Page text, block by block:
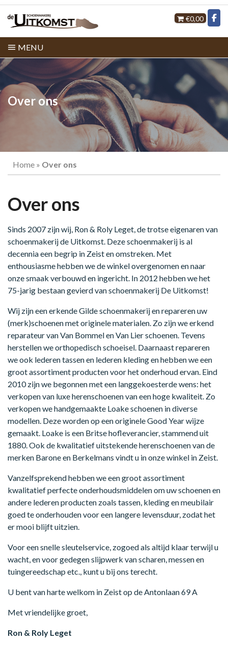
€0,00
MENU
Over ons
Home » Over ons
Over ons
Sinds 2007 zijn wij, Ron & Roly Leget, de trotse eigenaren van
schoenmakerij de Uitkomst. Deze schoenmakerij is al
decennia een begrip in Zeist en omstreken. Met
enthousiasme hebben we de winkel overgenomen en naar
onze smaak verbouwd en ingericht. In 2012 hebben we het
75-jarig bestaan gevierd van schoenmakerij De Uitkomst!
Wij zijn een erkende Gilde schoenmakerij en repareren uw
(merk)schoenen met originele materialen. Zo zijn we erkend
reparateur van Van Bommel en Van Lier schoenen. Tevens
herstellen we orthopedisch schoeisel. Daarnaast repareren
we ook lederen tassen en lederen kleding en hebben we een
groot assortiment producten voor het onderhoud ervan. Eind
2010 zijn we begonnen met een langgekoesterde wens: het
verkopen van luxe herenschoenen van een hoge kwaliteit. Zo
verkopen we handgemaakte Loake schoenen in diverse
modellen. Deze worden op een originele Good Year wijze
gemaakt. Loake is een Britse hofleverancier, stammend uit
1880. Ook de kwalitatief uitstekende herenschoenen van de
merken Barone en Berkelmans vindt u in onze winkel in Zeist.
Vanzelfsprekend hebben we een groot assortiment
kwalitatief perfecte onderhoudsmiddelen om uw schoenen en
andere lederen producten zoals tassen, kleding en meubilair
goed te onderhouden voor een langere levensduur, zodat het
er mooi blijft uitzien.
Voor een snelle sleutelservice, zogoed als altijd klaar terwijl u
wacht, en voor gedegen slijpwerk van scharen, messen en
tuingereedschap etc., kunt u bij ons terecht.
U bent van harte welkom in Zeist op de Antonlaan 69 A
Met vriendelijke groet,
Ron & Roly Leget